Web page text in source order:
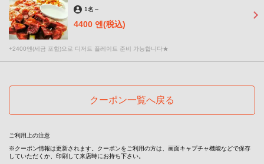
1名 ～
4400 엔 (税込)
+2400엔(세금 포함)으로 디저트 플레이트 준비 가능합니다★
クーポン一覧へ戻る
ご利用上の注意
クーポン情報は更新されます。クーポンをご利用の方は、画面キャプチャ機能などで保存
していただくか、印刷して来店時にお持ち下さい。
この店舗情報をシェアする
엔이 4000엔의 특별 가격! | 焼肉・しゃぶしゃぶれんが亭つ
くば店